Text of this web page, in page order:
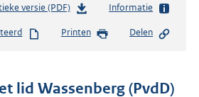
versie (PDF)b
s
Informatie
Printen Delen
lid Wassenberg (PvdD)